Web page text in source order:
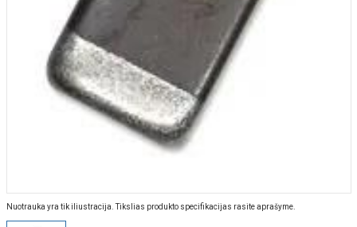
Nuotrauka yra tik iliustracija. Tikslias produkto specifikacijas rasite aprašyme.